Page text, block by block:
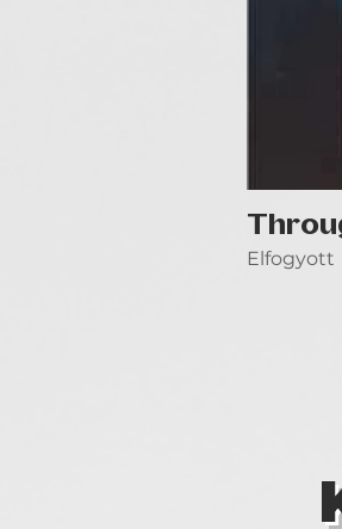
Elfogyott